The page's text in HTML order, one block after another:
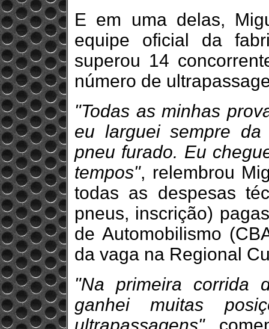
E em uma delas,
equipe oficial da
superou 14
número de
"Todas as minhas
eu larguei sempre
pneu furado. Eu
tempos", relembrou
todas as despesas
pneus, inscrição)
de Automobilismo
da vaga na Regional
"Na primeira corrida
ganhei muitas